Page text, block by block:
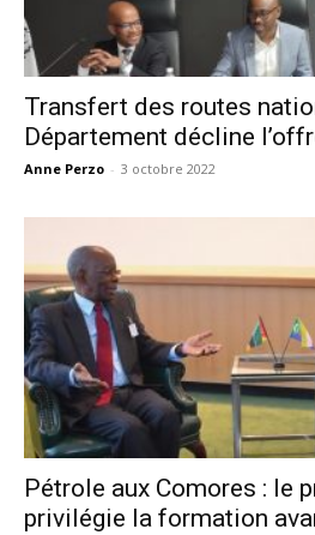
Transfert des routes
Département décline
Anne Perzo - 3 octobre 2022
Pétrole aux Comores : le
privilégie la formation